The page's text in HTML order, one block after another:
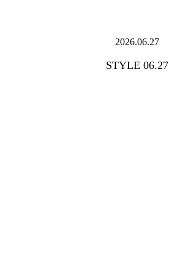
2026.06.27
STYLE 06.27